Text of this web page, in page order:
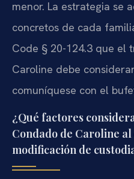
menor. La estrategia se
concretos de cada
Code § 20-124.3 que el
Caroline debe
comuníquese con el
¿Qué factores
Condado de Caroline
modificación de